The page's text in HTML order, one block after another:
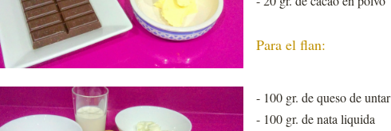
Para el flan:
- 100 gr. de queso de untar
- 100 gr. de nata liquida